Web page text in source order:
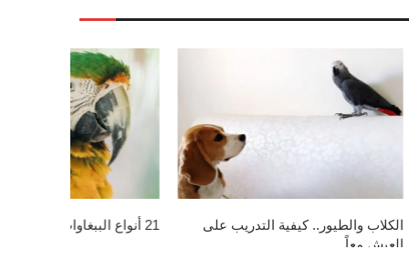
نتف الطيور ريشها.. أسباب وطرق علاج